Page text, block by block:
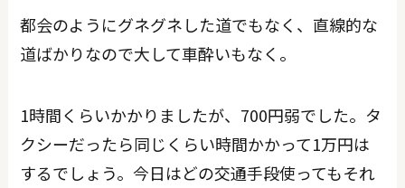
都会のようにグネグネした道でもなく、直線的な
道ばかりなので大して車酔いもなく。
1時間くらいかかりましたが、700円弱でした。タ
クシーだったら同じくらい時間かかって1万円は
するでしょう。今日はどの交通手段使ってもそれ